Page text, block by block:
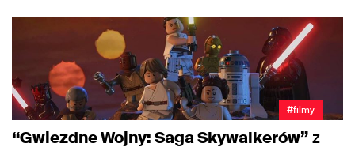
#filmy
“Gwiezdne Wojny: Saga Skywalkerów”z